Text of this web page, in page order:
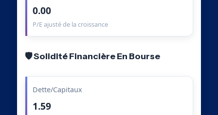
0.00
P/E ajusté de la croissance
🛡️ Solidité Financière En Bourse
Dette/Capitaux
1.59